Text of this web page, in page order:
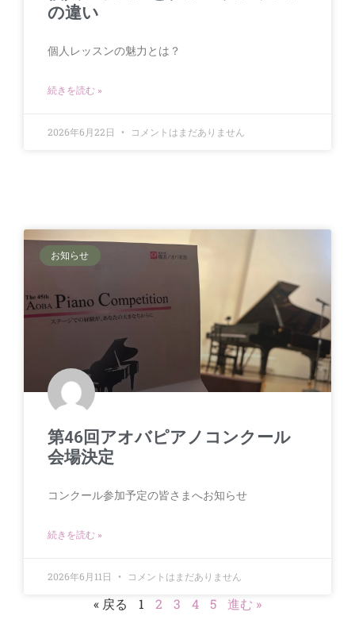
の違い
個人レッスンの魅力とは？
続きを読む »
2026年6月22日 コメントはまだありません
お知らせ
第46回アオバピアノコンクール
会場決定
コンクール参加予定の皆さまへお知らせ
続きを読む »
2026年6月11日 コメントはまだありません
« 戻る 1 2 3 4 5 進む »